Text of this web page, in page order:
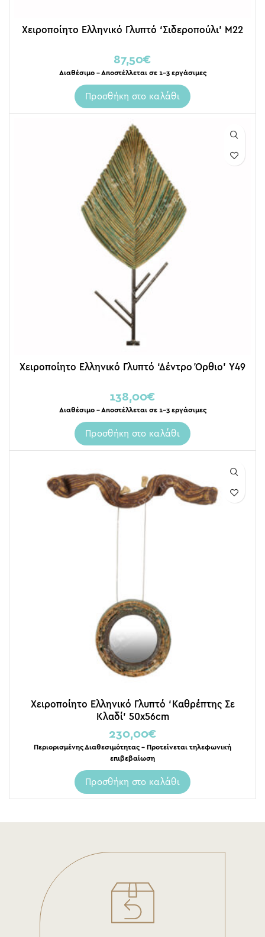
Χειροποίητο Ελληνικό Γλυπτό ‘Σιδεροπούλι’ M22
87,50€
Διαθέσιμο – Αποστέλλεται σε 1-3 εργάσιμες
Προσθήκη στο καλάθι
Χειροποίητο Ελληνικό Γλυπτό ‘Δέντρο Όρθιο’ Y49
138,00€
Διαθέσιμο – Αποστέλλεται σε 1-3 εργάσιμες
Προσθήκη στο καλάθι
Χειροποίητο Ελληνικό Γλυπτό ‘Καθρέπτης Σε
Κλαδί’ 50x56cm
230,00€
Περιορισμένης Διαθεσιμότητας – Προτείνεται τηλεφωνική
επιβεβαίωση
Προσθήκη στο καλάθι